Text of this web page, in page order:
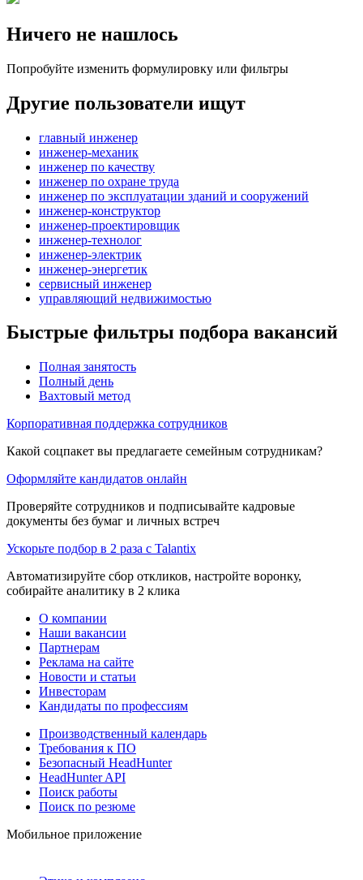
Ничего не нашлось
Попробуйте изменить формулировку или фильтры
Другие пользователи ищут
главный инженер
инженер-механик
инженер по качеству
инженер по охране труда
инженер по эксплуатации зданий и сооружений
инженер-конструктор
инженер-проектировщик
инженер-технолог
инженер-электрик
инженер-энергетик
сервисный инженер
управляющий недвижимостью
Быстрые фильтры подбора вакансий
Полная занятость
Полный день
Вахтовый метод
Корпоративная поддержка сотрудников
Какой соцпакет вы предлагаете семейным сотрудникам?
Оформляйте кандидатов онлайн
Проверяйте сотрудников и подписывайте кадровые
документы без бумаг и личных встреч
Ускорьте подбор в 2 раза с Talantix
Автоматизируйте сбор откликов, настройте воронку,
собирайте аналитику в 2 клика
О компании
Наши вакансии
Партнерам
Реклама на сайте
Новости и статьи
Инвесторам
Кандидаты по профессиям
Производственный календарь
Требования к ПО
Безопасный HeadHunter
HeadHunter API
Поиск работы
Поиск по резюме
Мобильное приложение